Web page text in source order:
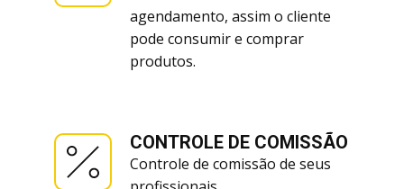
agendamento, assim o cliente
pode consumir e comprar
produtos.
CONTROLE DE COMISSÃO
Controle de comissão de seus